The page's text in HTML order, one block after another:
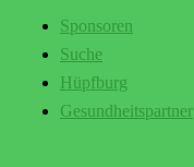
Sponsoren
Suche
Hüpfburg
Gesundheitspartner